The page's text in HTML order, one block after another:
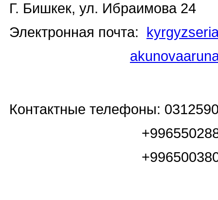
Г. Бишкек, ул. Ибраимова 24
Электронная почта:
Контактные телефоны: